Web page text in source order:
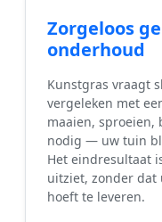
Zorgeloos
onderhoud
Kunstgras vraagt
vergeleken met
maaien, sproeien,
nodig — uw tuin
Het eindresultaat
uitziet, zonder dat
hoeft te leveren.